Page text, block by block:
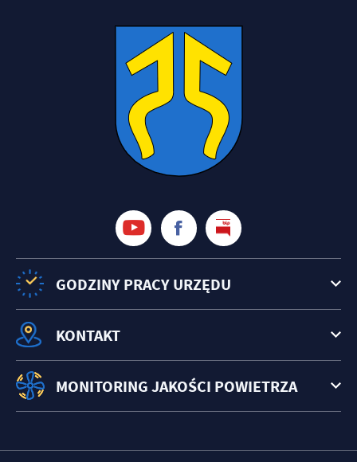
GODZINY PRACY URZĘDU
KONTAKT
MONITORING JAKOŚCI POWIETRZA